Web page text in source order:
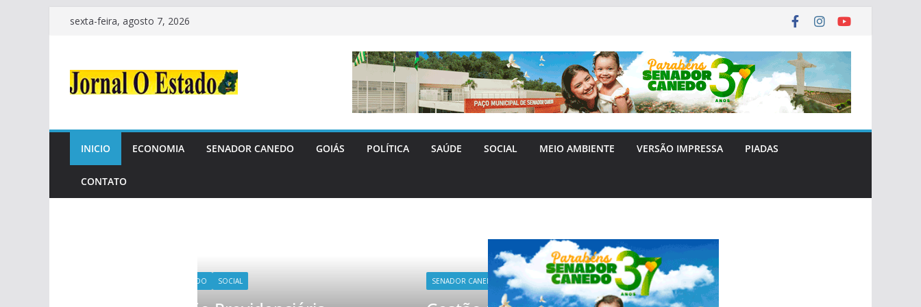
sexta-feira, agosto 7, 2026
INICIO ECONOMIA SENADOR CANEDO GOIÁS POLÍTICA SAÚDE SOCIAL MEIO AMBIENTE VERSÃO IMPRESSA PIADAS
CONTATO
SAÚDE SENADOR CANEDO